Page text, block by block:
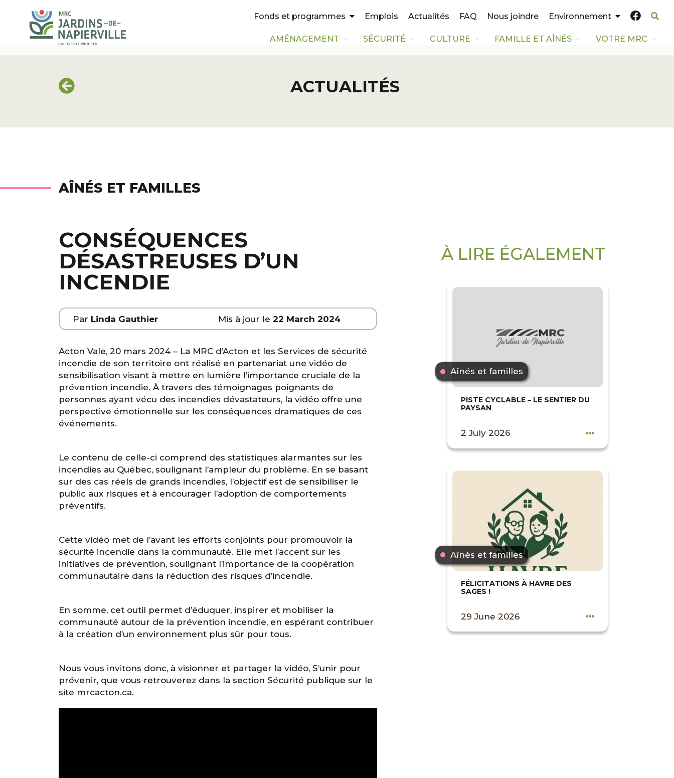
Fonds et programmes Emplois Actualités FAQ Nous joindre Environnement
AMÉNAGEMENT SÉCURITÉ CULTURE FAMILLE ET AÎNÉS VOTRE MRC
ACTUALITÉS
AÎNÉS ET FAMILLES
CONSÉQUENCES
DÉSASTREUSES D’UN
INCENDIE
Par Linda Gauthier Mis à jour le 22 March 2024
Acton Vale, 20 mars 2024 – La MRC d’Acton et les Services de sécurité
incendie de son territoire ont réalisé en partenariat une vidéo de
sensibilisation visant à mettre en lumière l’importance cruciale de la
prévention incendie. À travers des témoignages poignants de
personnes ayant vécu des incendies dévastateurs, la vidéo offre une
perspective émotionnelle sur les conséquences dramatiques de ces
événements.
Le contenu de celle-ci comprend des statistiques alarmantes sur les
incendies au Québec, soulignant l’ampleur du problème. En se basant
sur des cas réels de grands incendies, l’objectif est de sensibiliser le
public aux risques et à encourager l’adoption de comportements
préventifs.
Cette vidéo met de l’avant les efforts conjoints pour promouvoir la
sécurité incendie dans la communauté. Elle met l’accent sur les
initiatives de prévention, soulignant l’importance de la coopération
communautaire dans la réduction des risques d’incendie.
En somme, cet outil permet d’éduquer, inspirer et mobiliser la
communauté autour de la prévention incendie, en espérant contribuer
à la création d’un environnement plus sûr pour tous.
Nous vous invitons donc, à visionner et partager la vidéo, S’unir pour
prévenir, que vous retrouverez dans la section Sécurité publique sur le
site mrcacton.ca.
À LIRE ÉGALEMENT
Aînés et familles
PISTE CYCLABLE – LE SENTIER DU
PAYSAN
2 July 2026
Aînés et familles
FÉLICITATIONS À HAVRE DES
SAGES !
29 June 2026